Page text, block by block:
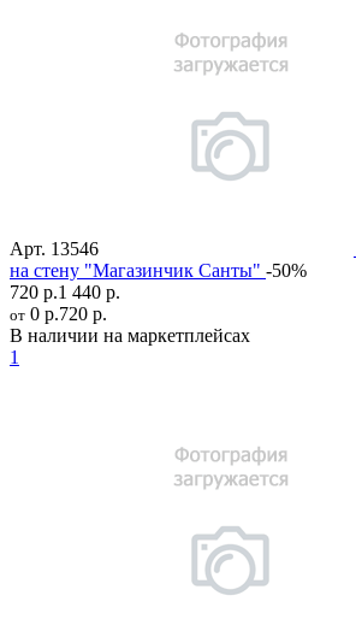
Арт. 13546
на стену "Магазинчик Санты" -50%
720 р.1 440 р.
от 0 р.720 р.
В наличии на маркетплейсах
1